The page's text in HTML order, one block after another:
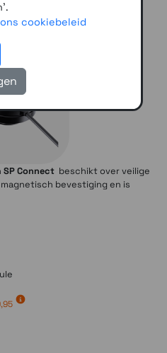
SP Connect beschikt over veilige
bevestiging en is
cookiebeleid